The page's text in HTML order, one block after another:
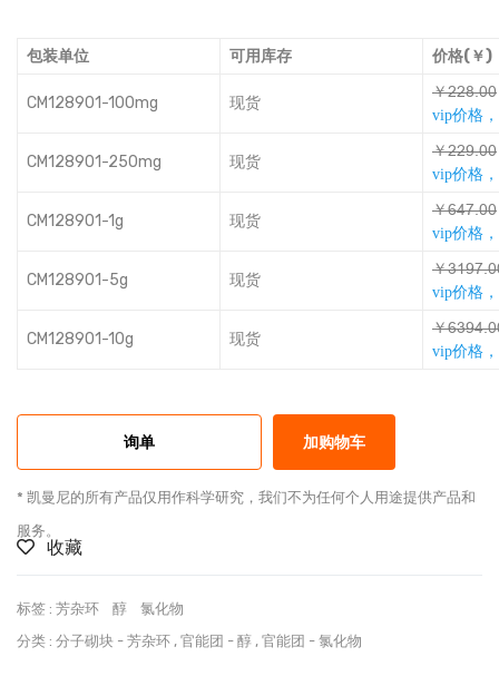
包装单位 可用库存 价格(￥)
CM128901-100mg 现货
￥ȯȯȐȖǫǫ
vip价格
CM128901-250mg 现货
￥ȯȯȡȖǫǫ
vip价格
CM128901-1g 现货
￥ƛƃƿȖǫǫ
vip价格
CM128901-5g 现货
￥
vip价格
CM128901-10g 现货
￥
vip价格
询单 加购物车
* 凯曼尼的所有产品仅用作科学研究，我们不为任何个人用途提供产品和
服务。
收藏
标签 : 芳杂环 醇
氯化物
分类 : 分子砌块 - 芳杂环 , 官能团 - 醇 , 官能团 - 氯化物